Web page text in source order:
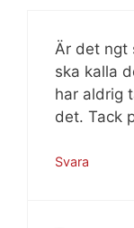
Är det ngt
ska kalla
har aldrig
det. Tack
Svara